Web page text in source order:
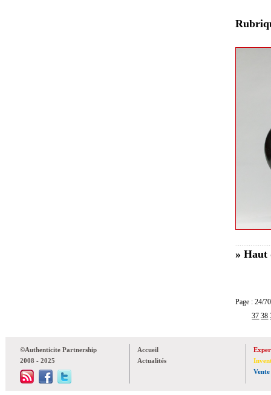
» Haut
Page :
37 38
©Authenticite Partnership
2008 - 2025
Accueil
Actualités
Vente